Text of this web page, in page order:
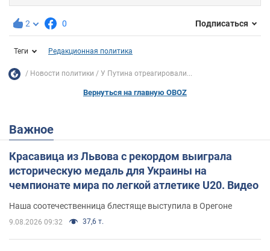
2 0 Подписаться
Теги Редакционная политика
Новости политики У Путина отреагировали...
Вернуться на главную OBOZ
Важное
Красавица из Львова с рекордом выиграла
историческую медаль для Украины на
чемпионате мира по легкой атлетике U20. Видео
Наша соотечественница блестяще выступила в Орегоне
9.08.2026 09:32 37,6 т.